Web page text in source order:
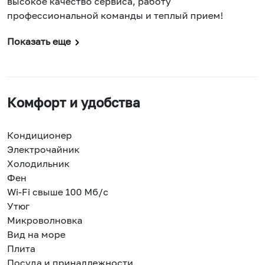
профессиональной команды и теплый прием!
Показать еще
Комфорт и удобства
Кондиционер
Электрочайник
Холодильник
Фен
Wi-Fi свыше 100 Мб/с
Утюг
Микроволновка
Вид на море
Плита